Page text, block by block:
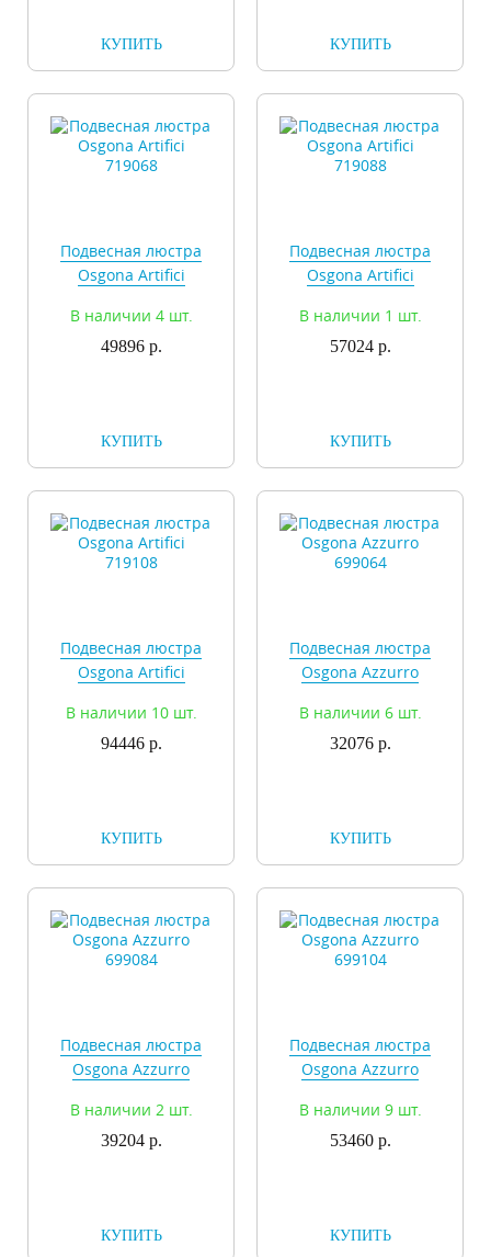
КУПИТЬ КУПИТЬ
Подвесная люстра
Osgona Artifici
В наличии 4 шт.
49896 р.
КУПИТЬ
Подвесная люстра
Osgona Artifici
В наличии 1 шт.
57024 р.
КУПИТЬ
Подвесная люстра
Osgona Artifici
В наличии 10 шт.
94446 р.
КУПИТЬ
Подвесная люстра
Osgona Azzurro
В наличии 6 шт.
32076 р.
КУПИТЬ
Подвесная люстра
Osgona Azzurro
В наличии 2 шт.
39204 р.
КУПИТЬ
Подвесная люстра
Osgona Azzurro
В наличии 9 шт.
53460 р.
КУПИТЬ